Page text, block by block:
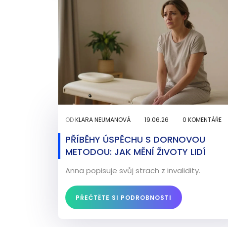
ODKLARA NEUMANOVÁ 19.06.26 0 KOMENTÁŘE
PŘÍBĚHY ÚSPĚCHU S DORNOVOU
METODOU: JAK MĚNÍ ŽIVOTY LIDÍ
Anna popisuje svůj strach z invalidity.
PŘEČTĚTE SI PODROBNOSTI